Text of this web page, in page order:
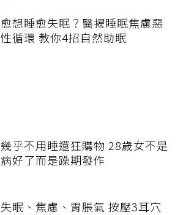
愈想睡愈失眠？醫揭睡眠焦慮惡
性循環 教你4招自然助眠
幾乎不用睡還狂購物 28歲女不是
病好了而是躁期發作
失眠、焦慮、胃脹氣 按壓3耳穴